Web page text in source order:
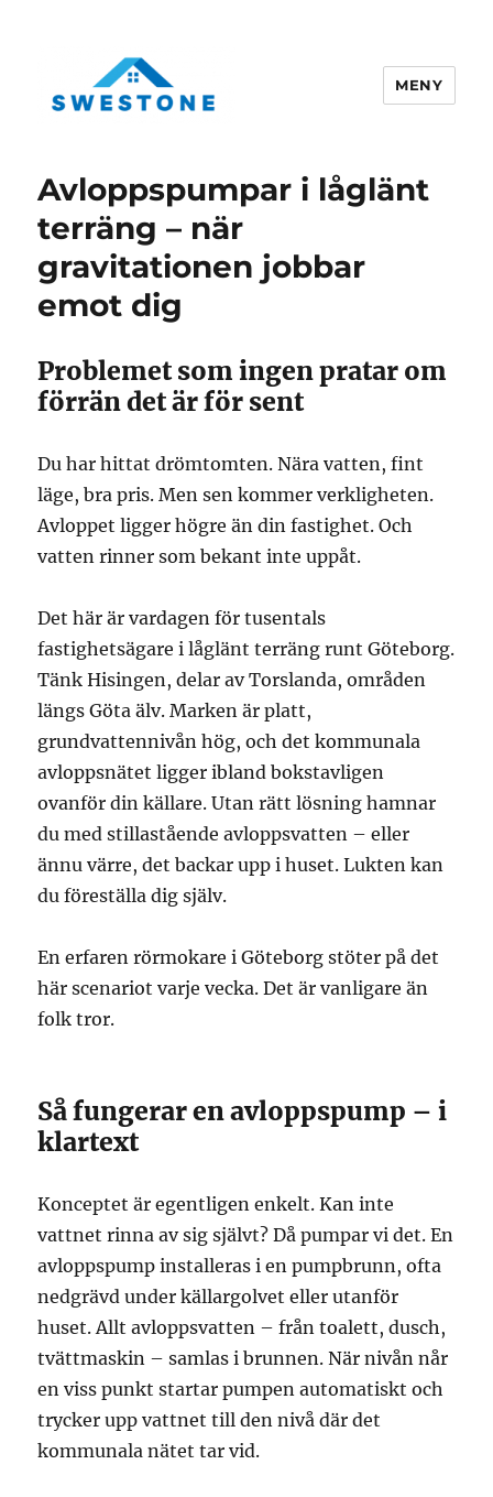
MENY
Avloppspumpar i låglänt
terräng – när
gravitationen jobbar
emot dig
Problemet som ingen pratar om
förrän det är för sent
Du har hittat drömtomten. Nära vatten, fint
läge, bra pris. Men sen kommer verkligheten.
Avloppet ligger högre än din fastighet. Och
vatten rinner som bekant inte uppåt.
Det här är vardagen för tusentals
fastighetsägare i låglänt terräng runt Göteborg.
Tänk Hisingen, delar av Torslanda, områden
längs Göta älv. Marken är platt,
grundvattennivån hög, och det kommunala
avloppsnätet ligger ibland bokstavligen
ovanför din källare. Utan rätt lösning hamnar
du med stillastående avloppsvatten – eller
ännu värre, det backar upp i huset. Lukten kan
du föreställa dig själv.
En erfaren rörmokare i Göteborg stöter på det
här scenariot varje vecka. Det är vanligare än
folk tror.
Så fungerar en avloppspump – i
klartext
Konceptet är egentligen enkelt. Kan inte
vattnet rinna av sig självt? Då pumpar vi det. En
avloppspump installeras i en pumpbrunn, ofta
nedgrävd under källargolvet eller utanför
huset. Allt avloppsvatten – från toalett, dusch,
tvättmaskin – samlas i brunnen. När nivån når
en viss punkt startar pumpen automatiskt och
trycker upp vattnet till den nivå där det
kommunala nätet tar vid.